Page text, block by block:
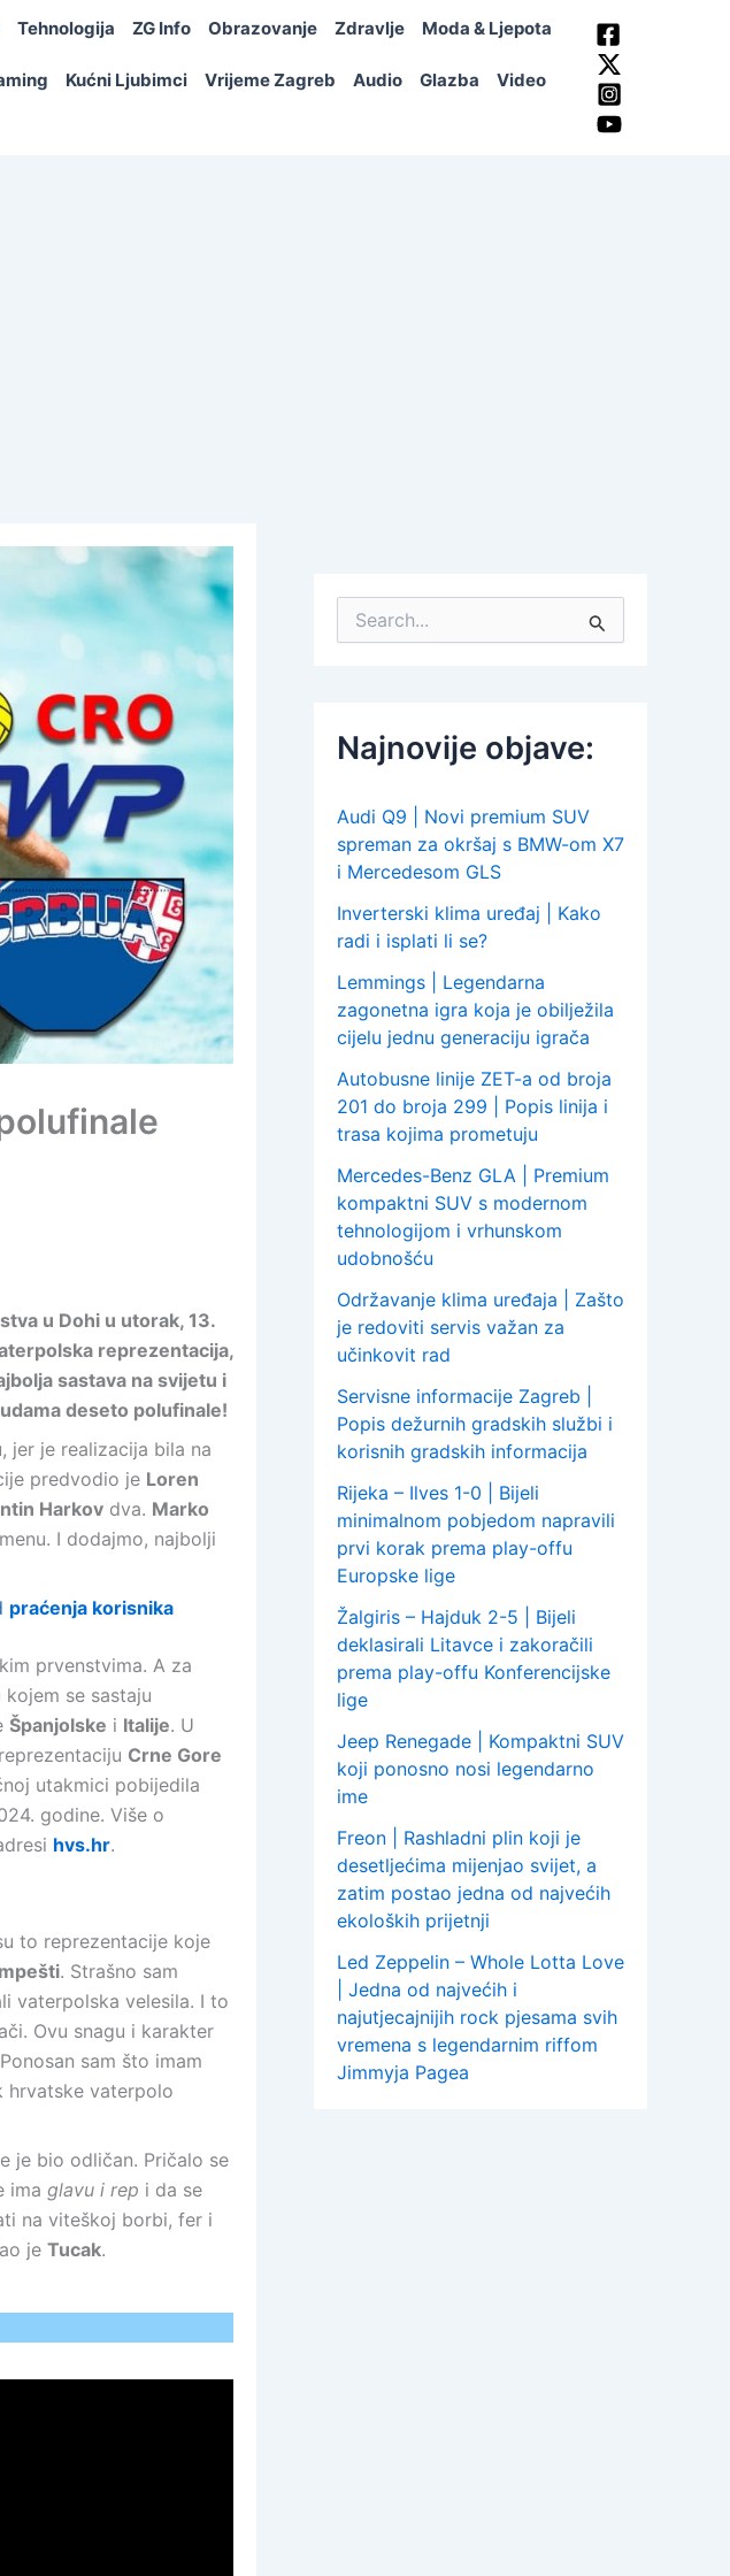
Tehnologija ZG Info Obrazovanje Zdravlje Moda & Ljepota
Kućni Ljubimci Vrijeme Zagreb Audio Glazba Video
u Dohi u utorak, 13.
reprezentacija,
sastava na svijetu i
deseto polufinale!
jer je realizacija bila na
predvodio je Loren
Harkov dva. Marko
I dodajmo, najbolji
praćenja korisnika
prvenstvima. A za
se sastaju
Španjolske i Italije. U
Crne Gore
utakmici pobijedila
godine. Više o
hvs.hr.
to reprezentacije koje
. Strašno sam
vaterpolska velesila. I to
Ovu snagu i karakter
sam što imam
hrvatske vaterpolo
je bio odličan. Pričalo se
ima glavu i rep i da se
na viteškoj borbi, fer i
je Tucak.
:
Najnovije objave:
Audi Q9 | Novi premium SUV
spreman za okršaj s BMW-om X7
i Mercedesom GLS
Inverterski klima uređaj | Kako
radi i isplati li se?
Lemmings | Legendarna
zagonetna igra koja je obilježila
cijelu jednu generaciju igrača
Autobusne linije ZET-a od broja
201 do broja 299 | Popis linija i
trasa kojima prometuju
Mercedes-Benz GLA | Premium
kompaktni SUV s modernom
tehnologijom i vrhunskom
udobnošću
Održavanje klima uređaja | Zašto
je redoviti servis važan za
učinkovit rad
Servisne informacije Zagreb |
Popis dežurnih gradskih službi i
korisnih gradskih informacija
Rijeka – Ilves 1-0 | Bijeli
minimalnom pobjedom napravili
prvi korak prema play-offu
Europske lige
Žalgiris – Hajduk 2-5 | Bijeli
deklasirali Litavce i zakoračili
prema play-offu Konferencijske
lige
Jeep Renegade | Kompaktni SUV
koji ponosno nosi legendarno
ime
Freon | Rashladni plin koji je
desetljećima mijenjao svijet, a
zatim postao jedna od najvećih
ekoloških prijetnji
Led Zeppelin – Whole Lotta Love
| Jedna od najvećih i
najutjecajnijih rock pjesama svih
vremena s legendarnim riffom
Jimmyja Pagea